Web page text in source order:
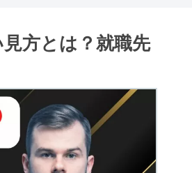
方とは？就職先